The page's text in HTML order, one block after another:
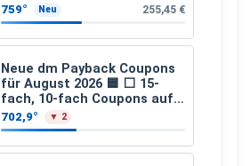
759° Neu 255,45 €
Neue dm Payback Coupons
für August 2026 🟦 ⬜ 15-
fach, 10-fach Coupons auf
den gesamten Einkauf ab 2
€
702,9° ▼ 2